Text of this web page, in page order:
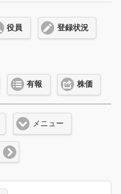
役員 登録状況
有報 株価
メニュー